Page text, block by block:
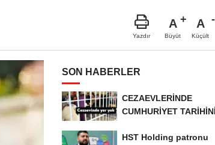
Yazdır
A
Büyüt
A
Küçült
SON HABERLER
CEZAEVLERİNDE
CUMHURİYET
KİŞİ...
HST Holding patronu